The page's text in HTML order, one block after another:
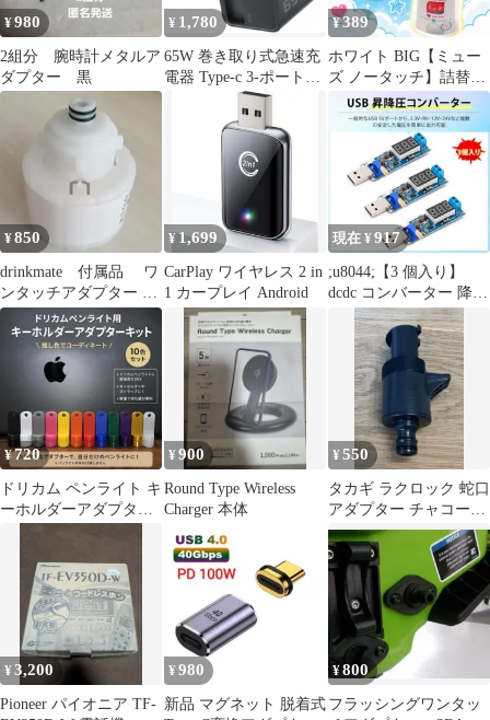
¥980
2組分 腕時計メタルア
ダプター 黒
¥ 1,780
65W 巻き取り式急速充
電器 Type-c 3-ポート
¥389
ホワイト BIG【ミュー
ズ ノータッチ】詰替え
ボトル アダプター385
¥850
drinkmate 付属品 ワ
ンタッチアダプター 本
体
¥ 1,699
CarPlay ワイヤレス 2 in
1 カープレイ Android
現在 ¥ 917
;u8044;【3 個入り】
dcdc コンバーター 降圧
DC-DCUSB昇圧電源
¥720
ドリカム ペンライト キ
ーホルダーアダプター
¥900
Round Type Wireless
Charger 本体
¥550
タカギ ラクロック 蛇口
アダプター チャコール
グレー G5043CG
¥3,200
Pioneer パイオニア TF-
¥ 980
新品 マグネット 脱着式
¥800
フラッシングワンタッ